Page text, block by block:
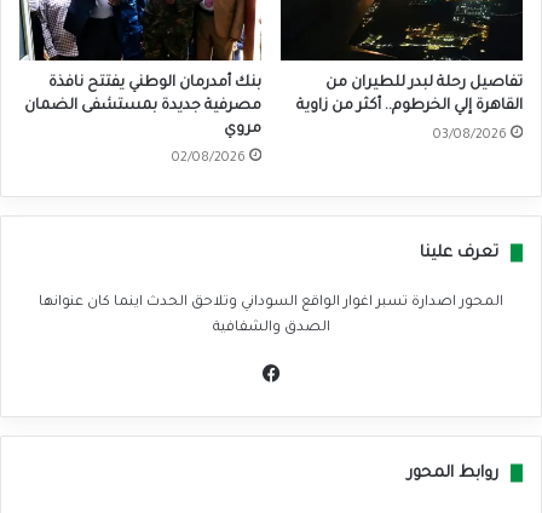
تفاصيل رحلة لبدر للطيران من
القاهرة إلي الخرطوم.. أكثر من زاوية
03/08/2026
بنك أمدرمان الوطني يفتتح نافذة
مصرفية جديدة بمستشفى الضمان
مروي
02/08/2026
تعرف علينا
المحور اصدارة تسبر اغوار الواقع السوداني وتلاحق الحدث اينما كان عنوانها
الصدق والشفافية
روابط المحور